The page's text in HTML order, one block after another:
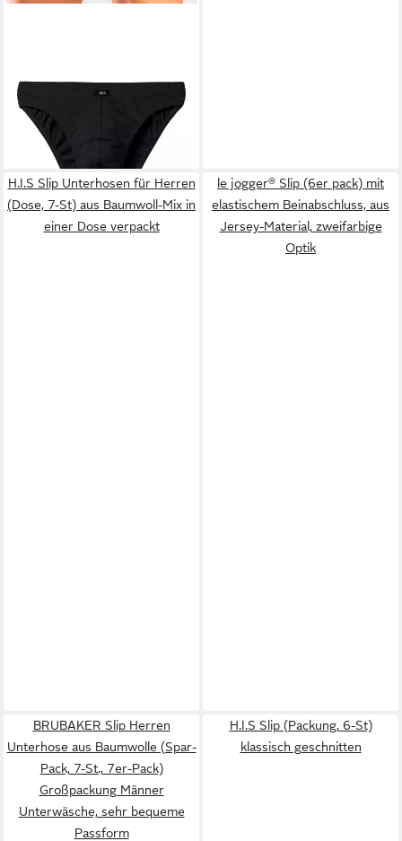
(3,00 €/ 1 Stk)
H.I.S Slip Unterhosen für Herren
(Dose, 7-St) aus Baumwoll-Mix in
einer Dose verpackt
le jogger® Slip (6er pack) mit
elastischem Beinabschluss, aus
Jersey-Material, zweifarbige
Optik
BRUBAKER Slip Herren
Unterhose aus Baumwolle (Spar-
Pack, 7-St., 7er-Pack)
Großpackung Männer
Unterwäsche, sehr bequeme
Passform
H.I.S Slip (Packung, 6-St)
klassisch geschnitten